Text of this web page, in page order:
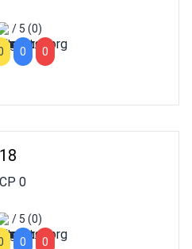
/ 5 (0)
0 0
0
/ 5 (0)
0 0